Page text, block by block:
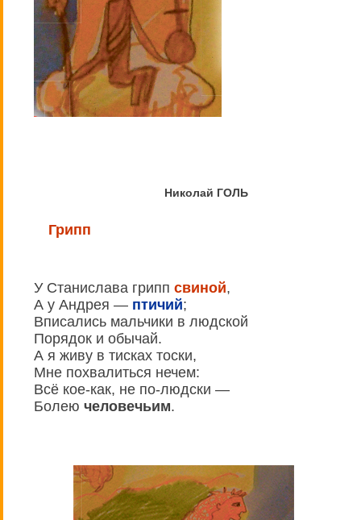
Николай ГОЛЬ
Грипп
У Станислава грипп свиной,
А у Андрея — птичий;
Вписались мальчики в людской
Порядок и обычай.
А я живу в тисках тоски,
Мне похвалиться нечем:
Всё кое-как, не по-людски —
Болею человечьим.